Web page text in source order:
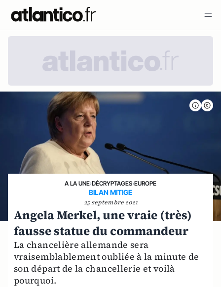
A LA UNE›DÉCRYPTAGES›EUROPE
BILAN MITIGE
25 septembre 2021
Angela Merkel, une vraie (très)
fausse statue du commandeur
La chancelière allemande sera
vraisemblablement oubliée à la minute de
son départ de la chancellerie et voilà
pourquoi.